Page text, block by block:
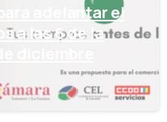
adelantar el
a las 6 de la
diciembre